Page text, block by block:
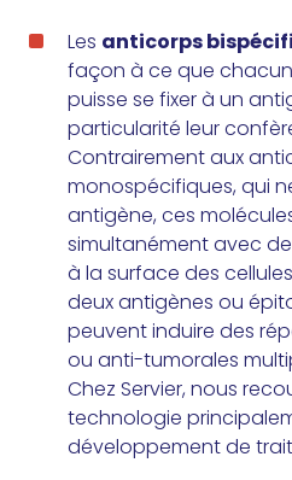
Les anticorps
façon à ce que chacun
puisse se fixer à un
particularité leur
Contrairement aux
monospécifiques, qui
antigène, ces
simultanément avec
à la surface des
deux antigènes ou
peuvent induire des
ou anti-tumorales
Chez Servier, nous
technologie
développement de